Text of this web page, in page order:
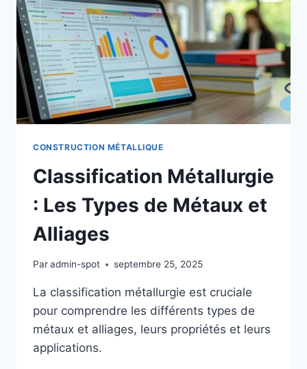
CONSTRUCTION MÉTALLIQUE
Classification Métallurgie
: Les Types de Métaux et
Alliages
Paradmin-spot septembre 25, 2025
La classification métallurgie est cruciale
pour comprendre les différents types de
métaux et alliages, leurs propriétés et leurs
applications.